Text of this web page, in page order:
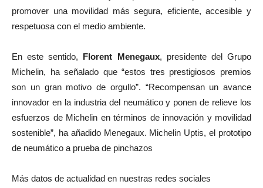
promover una movilidad más segura, eficiente, accesible y
respetuosa con el medio ambiente.
En este sentido, Florent Menegaux, presidente del Grupo
Michelin, ha señalado que “estos tres prestigiosos premios
son un gran motivo de orgullo”. “Recompensan un avance
innovador en la industria del neumático y ponen de relieve los
esfuerzos de Michelin en términos de innovación y movilidad
sostenible”, ha añadido Menegaux. Michelin Uptis, el prototipo
de neumático a prueba de pinchazos
Más datos de actualidad en nuestras redes sociales